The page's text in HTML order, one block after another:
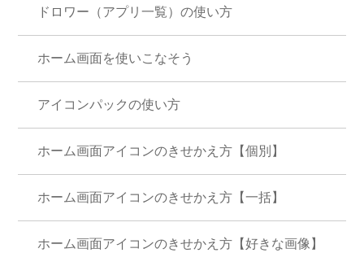
ドロワー（アプリ一覧）の使い方
ホーム画面を使いこなそう
アイコンパックの使い方
ホーム画面アイコンのきせかえ方【個別】
ホーム画面アイコンのきせかえ方【一括】
ホーム画面アイコンのきせかえ方【好きな画像】